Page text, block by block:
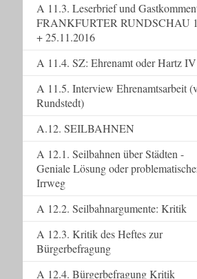
A 11.3. Leserbrief und
FRANKFURTER RUNDSCHAU
+ 25.11.2016
A 11.4. SZ: Ehrenamt oder Hartz IV
A 11.5. Interview Ehrenamtsarbeit
Rundstedt)
A.12. SEILBAHNEN
A 12.1. Seilbahnen über Städten -
Geniale Lösung oder
Irrweg
A 12.2. Seilbahnargumente: Kritik
A 12.3. Kritik des Heftes zur
Bürgerbefragung
A 12.4. Bürgerbefragung Kritik